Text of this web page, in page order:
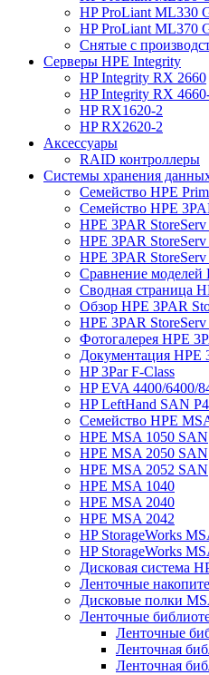
HP ProLiant ML330
HP ProLiant ML370
Снятые с
Серверы HPE Integrity
HP Integrity RX 2660
HP Integrity RX
HP RX1620-2
HP RX2620-2
Аксессуары
RAID контроллеры
Системы хранения
Семейство HPE
Семейство HPE
HPE 3PAR
HPE 3PAR
HPE 3PAR
Сравнение моделей
Сводная страница
Обзор HPE 3PAR
HPE 3PAR
Фотогалерея HPE
Документация HPE
HP 3Par F-Class
HP EVA 4400/6400/
HP LeftHand SAN
Семейство HPE
HPE MSA 1050 SAN
HPE MSA 2050 SAN
HPE MSA 2052 SAN
HPE MSA 1040
HPE MSA 2040
HPE MSA 2042
HP StorageWorks
HP StorageWorks
Дисковая система
Ленточные
Дисковые полки
Ленточные
Ленточные
Ленточная
Ленточная